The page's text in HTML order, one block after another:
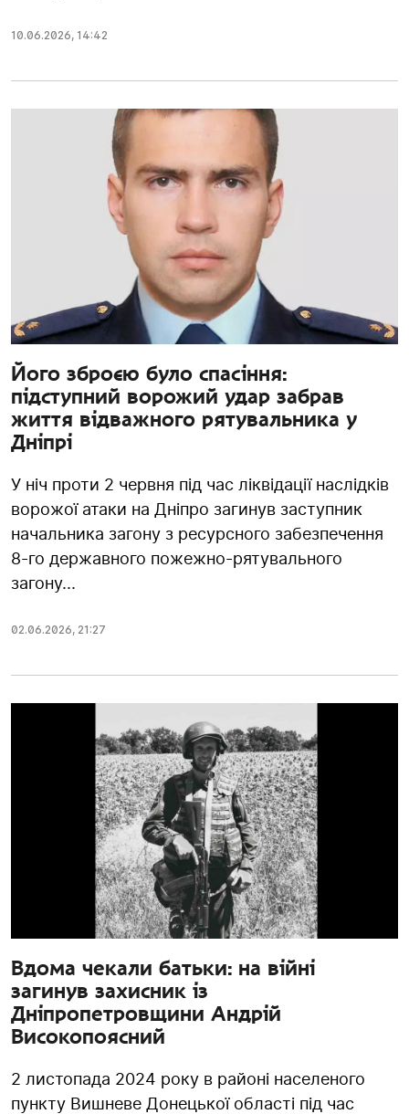
10.06.2026, 14:42
Його зброєю було спасіння:
підступний ворожий удар забрав
життя відважного рятувальника у
Дніпрі
У ніч проти 2 червня під час ліквідації наслідків
ворожої атаки на Дніпро загинув заступник
начальника загону з ресурсного забезпечення
8-го державного пожежно-рятувального
загону...
02.06.2026, 21:27
Вдома чекали батьки: на війні
загинув захисник із
Дніпропетровщини Андрій
Високопоясний
2 листопада 2024 року в районі населеного
пункту Вишневе Донецької області під час